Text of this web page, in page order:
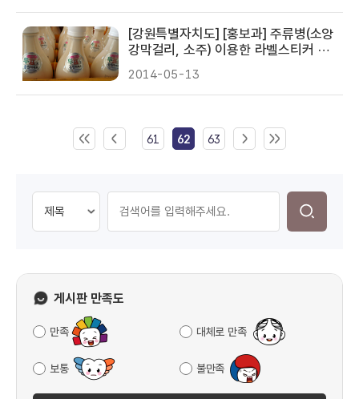
[강원특별자치도] [홍보과] 주류병(소양
강막걸리, 소주) 이용한 라벨스티커 홍
보
2014-05-13
61 62 63
게시판 만족도
만족 대체로 만족
보통 불만족